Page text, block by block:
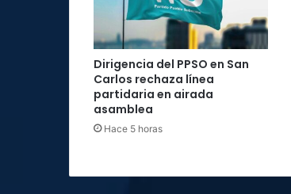
Dirigencia del PPSO en San
Carlos rechaza línea
partidaria en airada
asamblea
Hace 5 horas